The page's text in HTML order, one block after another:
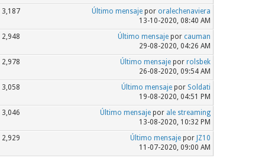
3,187 Último mensajepor oralechenaviera
13-10-2020, 08:40 AM
2,948 Último mensajepor cauman
29-08-2020, 04:26 AM
2,978 Último mensajepor rolsbek
26-08-2020, 09:54 AM
3,058 Último mensajepor Soldati
19-08-2020, 04:51 PM
3,046 Último mensajepor ale streaming
13-08-2020, 10:32 PM
2,929 Último mensajepor JZ10
11-07-2020, 09:00 AM